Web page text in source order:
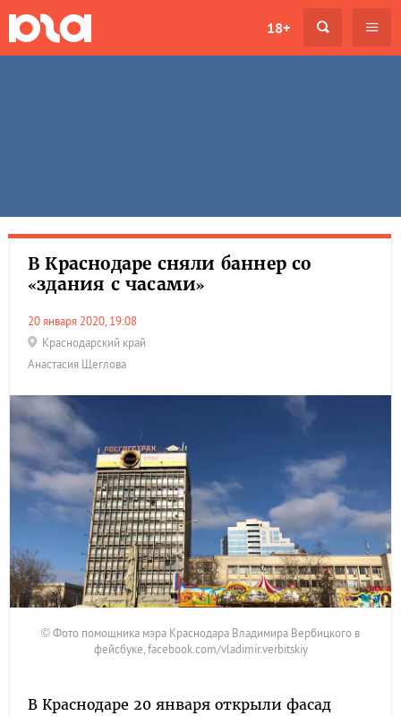
18+
В Краснодаре сняли баннер со
«здания с часами»
20 января 2020, 19:08
Краснодарский край
Анастасия Щеглова
© Фото помощника мэра Краснодара Владимира Вербицкого в
фейсбуке, facebook.com/vladimir.verbitskiy
В Краснодаре 20 января открыли фасад